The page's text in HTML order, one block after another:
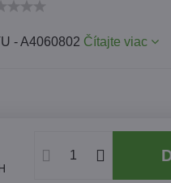
- A4060802 Čítajte viac